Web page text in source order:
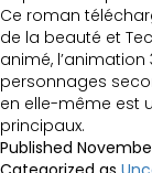
Ce roman
de la beauté et
animé, l’animation
personnages
en elle-même est
principaux.
Published